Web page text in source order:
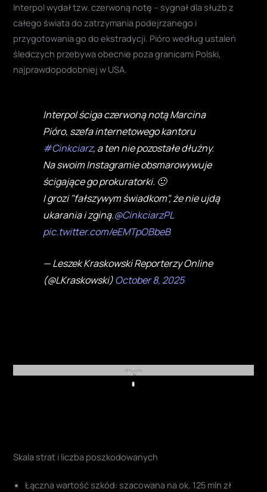
Interpol wydał tzw. czerwoną notę – sygnał dla służb z
całego świata do zatrzymania podejrzanego i
przygotowania go do ekstradycji. Pióro według ustaleń
śledczych przebywa obecnie poza granicami Polski,
najprawdopodobniej w USA.
Interpol ściga czerwoną notą Marcina
Pióro, szefa internetowego kantoru
#Cinkciarz, a ten nie pozostałe dłużny.
Na swoim Instagramie obsmarowywuje
ścigające go prokuratorki. 🙂
I grozi "fałszywym świadkom", że nie ujdą
ukarania i zginą.@CinkciarzPL
pic.twitter.com/eEMTpOBbeB
— Leszek Kraskowski Reporterzy Online
(@LKraskowski)October 8, 2025
REKLAMA
Play
Skala strat i liczba poszkodowanych
Łączna wartość szkód: szacowana na ok. 125 mln zł